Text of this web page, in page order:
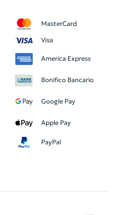
MasterCard
Visa
America Express
Bonifico Bancario
Google Pay
Apple Pay
PayPal